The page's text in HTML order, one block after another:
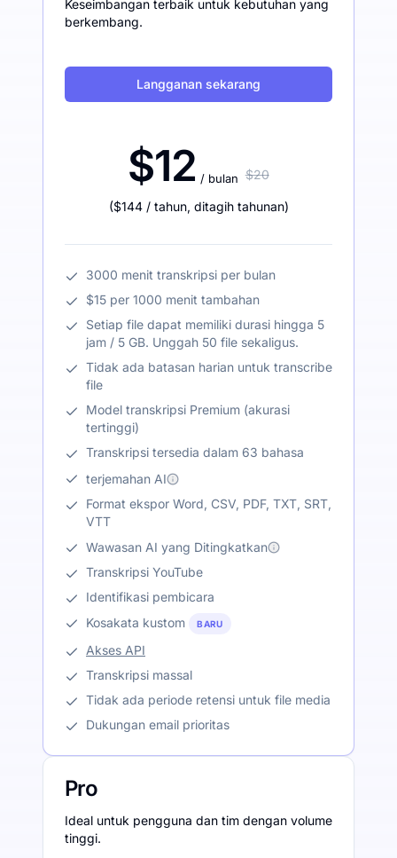
Keseimbangan terbaik untuk kebutuhan yang
berkembang.
Langganan sekarang
$12 / bulan $20
($144 / tahun, ditagih tahunan)
3000 menit transkripsi per bulan
$15 per 1000 menit tambahan
Setiap file dapat memiliki durasi hingga 5
jam / 5 GB. Unggah 50 file sekaligus.
Tidak ada batasan harian untuk transcribe
file
Model transkripsi Premium (akurasi
tertinggi)
Transkripsi tersedia dalam 63 bahasa
terjemahan AI
Format ekspor Word, CSV, PDF, TXT, SRT,
VTT
Wawasan AI yang Ditingkatkan
Transkripsi YouTube
Identifikasi pembicara
Kosakata kustom
BARU
Akses API
Transkripsi massal
Tidak ada periode retensi untuk file media
Dukungan email prioritas
Pro
Ideal untuk pengguna dan tim dengan volume
tinggi.